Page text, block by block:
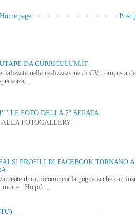
Post
Home page
DA CURRICULUM.IT
nella realizzazione di CV, composta
" LE FOTO DELLA 7° SERATA
ALLA FOTOGALLERY
PROFILI DI FACEBOOK TORNANO A
duro, ricomincia la gogna anche con
morte. Ho più...